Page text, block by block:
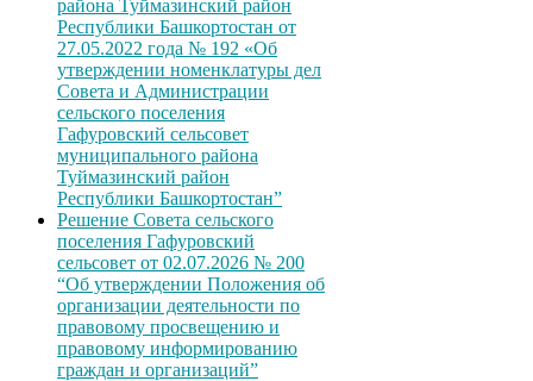
района Туймазинский район
Республики Башкортостан от
27.05.2022 года № 192 «Об
утверждении номенклатуры дел
Совета и Администрации
сельского поселения
Гафуровский сельсовет
муниципального района
Туймазинский район
Республики Башкортостан”
Решение Совета сельского
поселения Гафуровский
сельсовет от 02.07.2026 № 200
“Об утверждении Положения об
организации деятельности по
правовому просвещению и
правовому информированию
граждан и организаций”